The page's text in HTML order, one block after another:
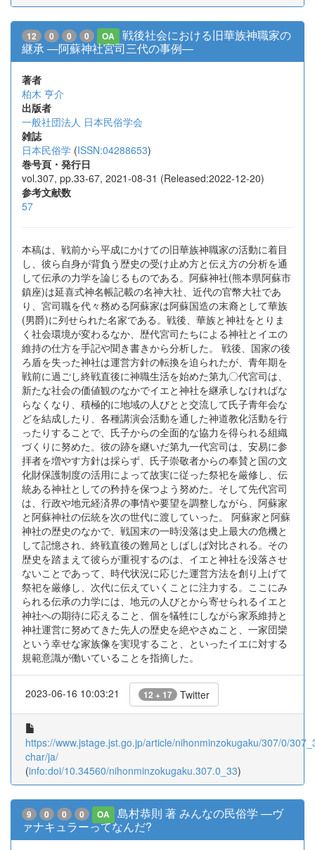
12 0 0 0 OA
戦後社会における旧華族神職家の
継承 ―阿蘇神社宮司三代の事例―
著者
柏木 亨介
出版者
一般社団法人 日本民俗学会
雑誌
日本民俗学 (ISSN:04288653)
巻号頁・発行日
vol.307, pp.33-67, 2021-08-31 (Released:2022-12-20)
参考文献数
57
本稿は、戦前から平成にかけての旧華族神職家の活動に着目
し、彼ら自身が背負う歴史の受け止め方と伝え方の分析を通
して伝承の力学を論じるものである。阿蘇神社(熊本県阿蘇市
鎮座)は延喜式神名帳記載の名神大社、近代の官幣大社であ
り、宮司職を代々務める阿蘇家は阿蘇国造の末裔として華族
(男爵)に列せられた名家である。戦後、華族と神社をとりま
く社会環境が変わるなか、歴代宮司たちによる神社とイエの
維持の仕方を手記や聞き書きから分析した。 戦後、国家の後
ろ盾を失った神社は運営方針の転換を迫られたが、青年期を
戦前に過ごし終戦直後に神職生活を始めた第九〇代宮司は、
新たな社会の価値観のなかでイエと神社を継承しなければな
らなくなり、積極的に地域の人びとと交流して氏子青年会な
どを結成したり、各種講演会活動を通した神道教化活動を行
ったりすることで、氏子からの全面的な協力を得られる組織
づくりに努めた。彼の跡を継いだ第九一代宮司は、安易に参
拝者を増やす方針は採らず、氏子崇敬者からの奉賛と国の文
化財保護制度の活用によって故実に従った祭祀を厳修し、伝
統ある神社としての矜持を保つよう努めた。そして先代宮司
は、行政や地元経済界の事情や要望を調整しながら、阿蘇家
と阿蘇神社の伝統を次の世代に渡していった。 阿蘇家と阿蘇
神社の歴史のなかで、戦国末の一時没落は史上最大の危機と
して記憶され、終戦直後の難局としばしば対比される。その
歴史を踏まえて彼らが重視するのは、イエと神社を没落させ
ないことであって、時代状況に応じた運営方法を創り上げて
祭祀を厳修し、次代に伝えていくことに注力する。ここにみ
られる伝承の力学には、地元の人びとから寄せられるイエと
神社への期待に応えること、個を犠牲にしながら家系維持と
神社運営に努めてきた先人の歴史を絶やさぬこと、一家団欒
という幸せな家族像を実現すること、といったイエに対する
規範意識が働いていることを指摘した。
2023-06-16 10:03:21 12 + 17 Twitter
https://www.jstage.jst.go.jp/article/nihonminzokugaku/307/0/
char/ja/
(info:doi/10.34560/nihonminzokugaku.307.0_33)
9 0 0 0 OA
島村恭則 著 みんなの民俗学 ―ヴ
ァナキュラーってなんだ?